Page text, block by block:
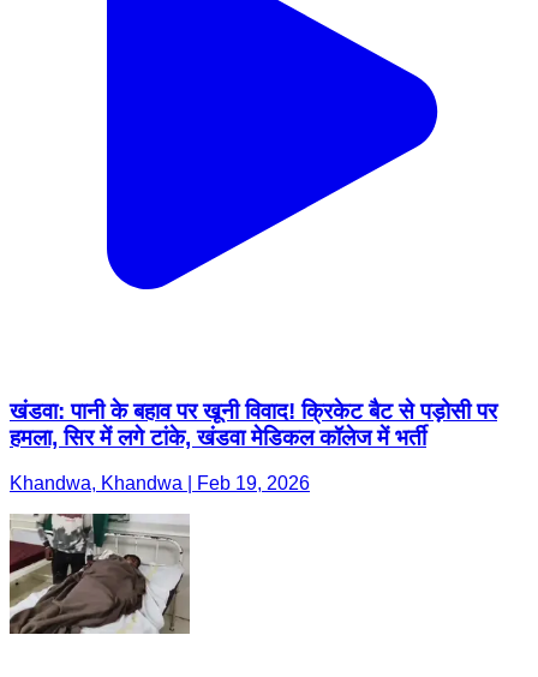
खंडवा: पानी के बहाव पर खूनी विवाद! क्रिकेट बैट से पड़ोसी पर
हमला, सिर में लगे टांके, खंडवा मेडिकल कॉलेज में भर्ती
Khandwa, Khandwa | Feb 19, 2026